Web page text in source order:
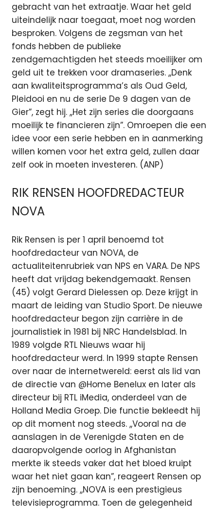
gebracht van het extraatje. Waar het geld
uiteindelijk naar toegaat, moet nog worden
besproken. Volgens de zegsman van het
fonds hebben de publieke
zendgemachtigden het steeds moeilijker om
geld uit te trekken voor dramaseries. ,,Denk
aan kwaliteitsprogramma’s als Oud Geld,
Pleidooi en nu de serie De 9 dagen van de
Gier”, zegt hij. ,,Het zijn series die doorgaans
moeilijk te financieren zijn”. Omroepen die een
idee voor een serie hebben en in aanmerking
willen komen voor het extra geld, zullen daar
zelf ook in moeten investeren. (ANP)
RIK RENSEN HOOFDREDACTEUR
NOVA
Rik Rensen is per 1 april benoemd tot
hoofdredacteur van NOVA, de
actualiteitenrubriek van NPS en VARA. De NPS
heeft dat vrijdag bekendgemaakt. Rensen
(45) volgt Gerard Dielessen op. Deze krijgt in
maart de leiding van Studio Sport. De nieuwe
hoofdredacteur begon zijn carrière in de
journalistiek in 1981 bij NRC Handelsblad. In
1989 volgde RTL Nieuws waar hij
hoofdredacteur werd. In 1999 stapte Rensen
over naar de internetwereld: eerst als lid van
de directie van @Home Benelux en later als
directeur bij RTL iMedia, onderdeel van de
Holland Media Groep. Die functie bekleedt hij
op dit moment nog steeds. ,,Vooral na de
aanslagen in de Verenigde Staten en de
daaropvolgende oorlog in Afghanistan
merkte ik steeds vaker dat het bloed kruipt
waar het niet gaan kan”, reageert Rensen op
zijn benoeming. ,,NOVA is een prestigieus
televisieprogramma. Toen de gelegenheid